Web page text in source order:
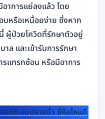
าการแย่ลงแล้ว โดย
บหรือเหนื่อยง่าย ซึ่งหาก
ผู้ป่วยโควิดที่รักษาตัวอยู่
ล และเข้ารับการรักษา
รแทรกซ้อน หรือมีอาการ
อกซิเจนปลายนิ้ว ยี่ห้อไหนดี